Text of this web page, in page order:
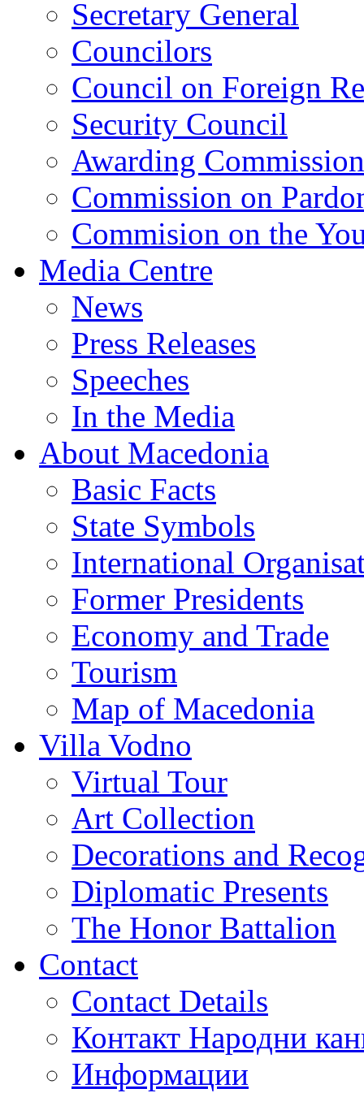
Secretary General
Councilors
Council on Foreign
Security Council
Awarding Commission
Commission on
Commision on the
Media Centre
News
Press Releases
Speeches
In the Media
About Macedonia
Basic Facts
State Symbols
International
Former Presidents
Economy and Trade
Tourism
Map of Macedonia
Villa Vodno
Virtual Tour
Art Collection
Decorations and
Diplomatic Presents
The Honor Battalion
Contact
Contact Details
Контакт Народни
Информации